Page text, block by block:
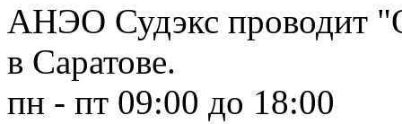
АНЭО Судэкс проводит
в Саратове.
пн - пт 09:00 до 18:00